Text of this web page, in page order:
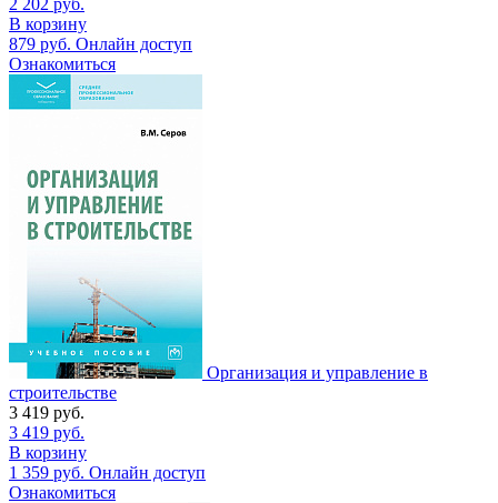
В корзину
879 руб. Онлайн доступ
Ознакомиться
Организация и управление в
строительстве
3 419 руб.
3 419 руб.
В корзину
1 359 руб. Онлайн доступ
Ознакомиться